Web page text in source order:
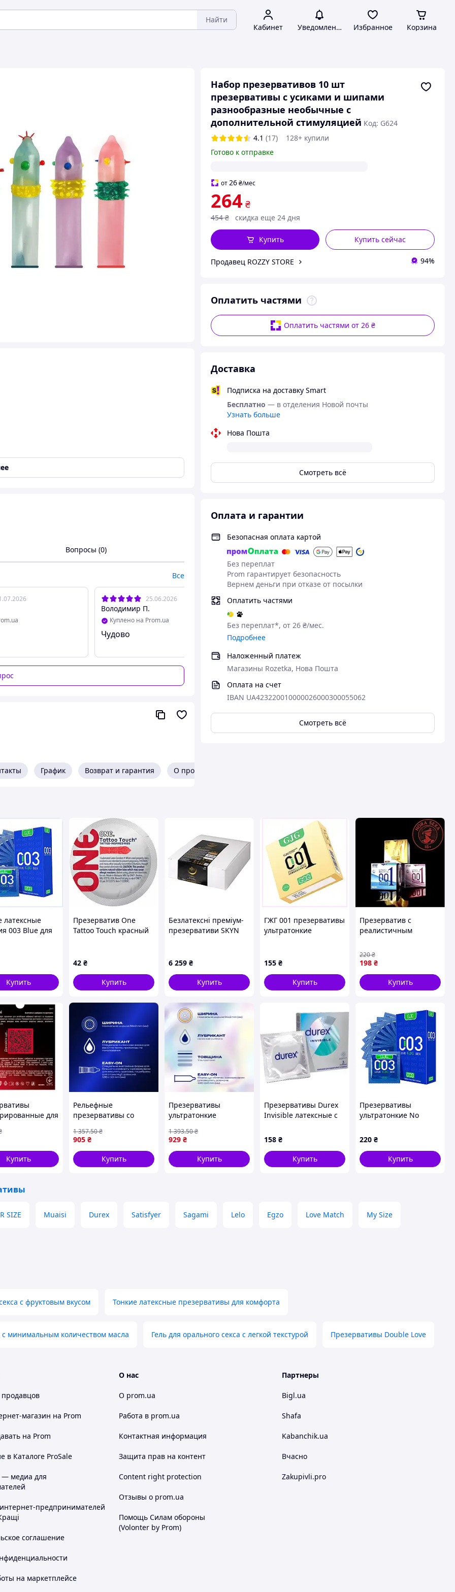
Найти
Кабинет Уведомления Избранное Корзина
Набор презервативов 10 шт
презервативы с усиками и шипами
разнообразные необычные с
дополнительной стимуляцией Код: G624
4.1 (17)
128+ купили
Готово к отправке
от26 ₴/мес
264 ₴
454 ₴ скидка еще 24 дня
Купить сейчас
Купить
Продавец ROZZY STORE 94%
Оплатить частями
Оплатить частями от 26 ₴
Доставка
Подписка на доставку Smart
Бесплатно — в отделения Новой почты
Узнать больше
Нова Пошта
Смотреть всё
Оплата и гарантии
Безопасная оплата картой
Без переплат
Prom гарантирует безопасность
Вернем деньги при отказе от посылки
Оплатить частями
Без переплат*, от 26 ₴/мес.
Подробнее
Наложенный платеж
Магазины Rozetka, Нова Пошта
Оплата на счет
IBAN UA423220010000026000300055062
Смотреть всё
, набір з 10 різноманітних
стимуляція за рахунок рельєфності.
використання
життя!
оператора або на адресу. Ні кур'єр, ні
інтимні товари. Упаковка темна,
Вопросы (0)
Все
25.06.2026
Володимир П.
Куплено на Prom.ua
Чудово Чудово
График Возврат и гарантия О продавце
латексные
003 Blue для
Купить
Презерватив One
Tattoo Touch красный
42 ₴
Купить
Безлатексні преміум-
презервативи SKYN
6 259 ₴
Купить
ГЖГ 001 презервативы
ультратонкие
155 ₴
Купить
Презерватив с
реалистичным
198 ₴
220₴
Купить
для
и
FLAME
Купить
Рельефные
презервативы со
эффектом тепла и
охлаждения 12 шт
FLAME
905 ₴
1 357.50₴
Купить
Презервативы
ультратонкие
для максимального
комфорта и
чувствительности 12
шт BROWN
929 ₴
1 393.50₴
Купить
Презервативы Durex
Invisible латексные с
ультратонкие 3 шт41
33 958 укрКошик
158 ₴
Купить
Презервативы
ультратонкие No
шт (2104619045)
220 ₴
Купить
SIZE Muaisi Durex Satisfyer Sagami Lelo Egzo Love Match My Size
с фруктовым вкусом Тонкие латексные презервативы для комфорта
с минимальным количеством масла Гель для орального секса с легкой текстурой Презервативы Double Love
магазин на Prom
на Prom
в Каталоге ProSale
— медиа для
предпринимателей
соглашение
на маркетплейсе
О нас
О prom.ua
Работа в prom.ua
Контактная информация
Защита прав на контент
Content right protection
Отзывы о prom.ua
Помощь Силам обороны
(Volonter by Prom)
Партнеры
Bigl.ua
Shafa
Kabanchik.ua
Вчасно
Zakupivli.pro